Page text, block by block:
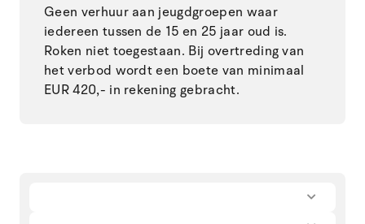
Geen verhuur aan jeugdgroepen waar
iedereen tussen de 15 en 25 jaar oud is.
Roken niet toegestaan. Bij overtreding van
het verbod wordt een boete van minimaal
EUR 420,- in rekening gebracht.